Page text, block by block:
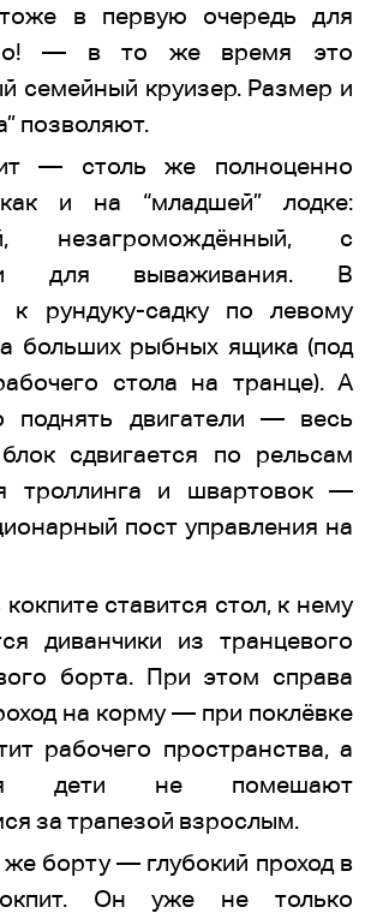
в первую очередь для
— в то же время это
семейный круизер. Размер и
позволяют.
— столь же полноценно
и на “младшей” лодке:
незагромождённый, с
для вываживания. В
к рундуку-садку по левому
больших рыбных ящика (под
стола на транце). А
поднять двигатели — весь
сдвигается по рельсам
троллинга и швартовок —
пост управления на
ставится стол, к нему
диванчики из транцевого
борта. При этом справа
на корму — при поклёвке
рабочего пространства, а
дети не помешают
за трапезой взрослым.
борту — глубокий проход в
Он уже не только